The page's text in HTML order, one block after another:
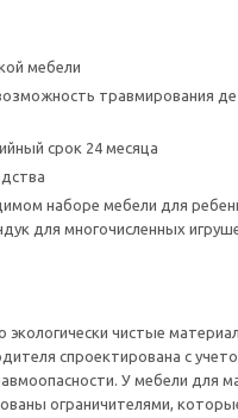
мебели
травмирования
срок 24 месяца
наборе мебели для
для многочисленных
чистые
спроектирована с
У мебели для
ограничителями,